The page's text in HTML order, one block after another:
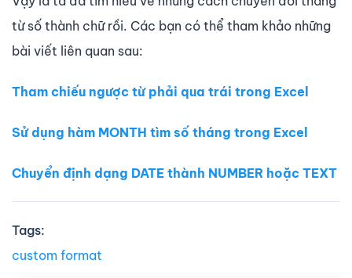
từ số thành chữ rồi. Các bạn có thể tham khảo những
bài viết liên quan sau:
Tham chiếu ngược từ phải qua trái trong Excel
Sử dụng hàm MONTH tìm số tháng trong Excel
Chuyển định dạng DATE thành NUMBER hoặc TEXT
Tags:
custom format